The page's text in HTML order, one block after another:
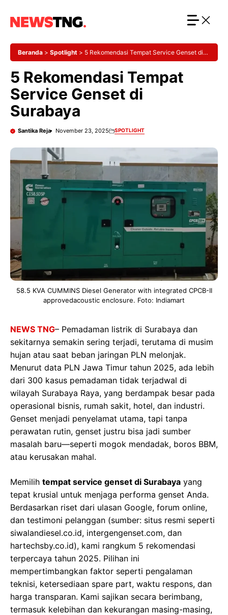
Beranda > Spotlight > 5 Rekomendasi Tempat Service Genset di
5 Rekomendasi Tempat
Service Genset di
Surabaya
Santika Reja November 23, 2025 SPOTLIGHT
58.5 KVA CUMMINS Diesel Generator with integrated CPCB-II
approvedacoustic enclosure. Foto: Indiamart
NEWS TNG– Pemadaman listrik di Surabaya dan
sekitarnya semakin sering terjadi, terutama di musim
hujan atau saat beban jaringan PLN melonjak.
Menurut data PLN Jawa Timur tahun 2025, ada lebih
dari 300 kasus pemadaman tidak terjadwal di
wilayah Surabaya Raya, yang berdampak besar pada
operasional bisnis, rumah sakit, hotel, dan industri.
Genset menjadi penyelamat utama, tapi tanpa
perawatan rutin, genset justru bisa jadi sumber
masalah baru—seperti mogok mendadak, boros BBM,
atau kerusakan mahal.
Memilih tempat service genset di Surabaya yang
tepat krusial untuk menjaga performa genset Anda.
Berdasarkan riset dari ulasan Google, forum online,
dan testimoni pelanggan (sumber: situs resmi seperti
siwalandiesel.co.id, intergengenset.com, dan
hartechsby.co.id), kami rangkum 5 rekomendasi
terpercaya tahun 2025. Pilihan ini
mempertimbangkan faktor seperti pengalaman
teknisi, ketersediaan spare part, waktu respons, dan
harga transparan. Kami sajikan secara berimbang,
termasuk kelebihan dan kekurangan masing-masing,